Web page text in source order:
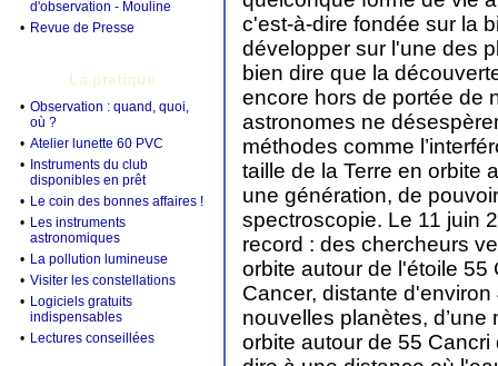
d'observation - Mouline
• Revue de Presse
La pratique
• Observation : quand, quoi,
où ?
• Atelier lunette 60 PVC
•
Instruments du club
disponibles en prêt
• Le coin des bonnes affaires !
• Les instruments
astronomiques
• La pollution lumineuse
• Visiter les constellations
• Logiciels gratuits
indispensables
• Lectures conseillées
c'est-à-dire fondée sur la
développer sur l'une des
bien dire que la
encore hors de portée de
astronomes ne
méthodes comme
taille de la Terre en orbite
une génération, de
spectroscopie. Le 11 juin
record : des chercheurs
orbite autour de l'étoile 55
Cancer, distante
nouvelles planètes,
orbite autour de 55